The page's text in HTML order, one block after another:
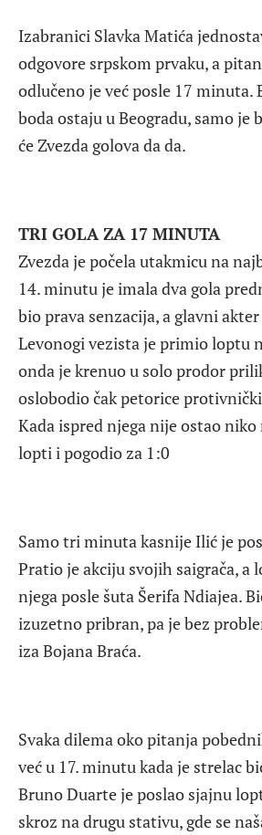
Izabranici Slavka Matića
odgovore srpskom prvaku, a
odlučeno je već posle 17 minuta.
boda ostaju u Beogradu, samo
će Zvezda golova da da.
TRI GOLA ZA 17 MINUTA
Zvezda je počela utakmicu na
14. minutu je imala dva gola
bio prava senzacija, a glavni
Levonogi vezista je primio loptu
onda je krenuo u solo prodor
oslobodio čak petorice
Kada ispred njega nije ostao niko
lopti i pogodio za 1:0
Samo tri minuta kasnije Ilić je
Pratio je akciju svojih saigrača, a
njega posle šuta Šerifa Ndiajea.
izuzetno pribran, pa je bez
iza Bojana Braća.
Svaka dilema oko pitanja
već u 17. minutu kada je strelac
Bruno Duarte je poslao sjajnu
skroz na drugu stativu, gde se